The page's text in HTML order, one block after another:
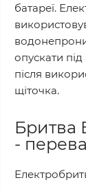
батареї.
опускати
після
щіточка.
Бритва
-